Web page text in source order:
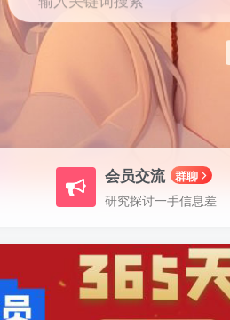
会员交流 群聊
研究探讨一手信息差